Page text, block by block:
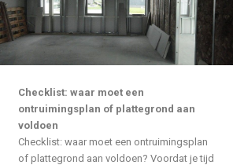
Checklist: waar moet een
ontruimingsplan of plattegrond aan
voldoen
Checklist: waar moet een ontruimingsplan
of plattegrond aan voldoen? Voordat je tijd